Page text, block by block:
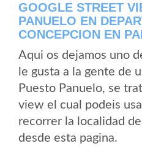
GOOGLE STREET
PANUELO EN
CONCEPCION EN
Aqui os dejamos uno
le gusta a la gente de
Puesto Panuelo, se
view el cual podeis
recorrer la localidad
desde esta pagina.